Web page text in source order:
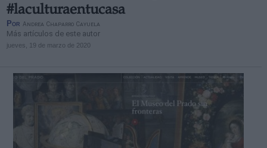
#laculturaentucasa
Por Andrea Chaparro Cayuela
Más artículos de este autor
jueves, 19 de marzo de 2020